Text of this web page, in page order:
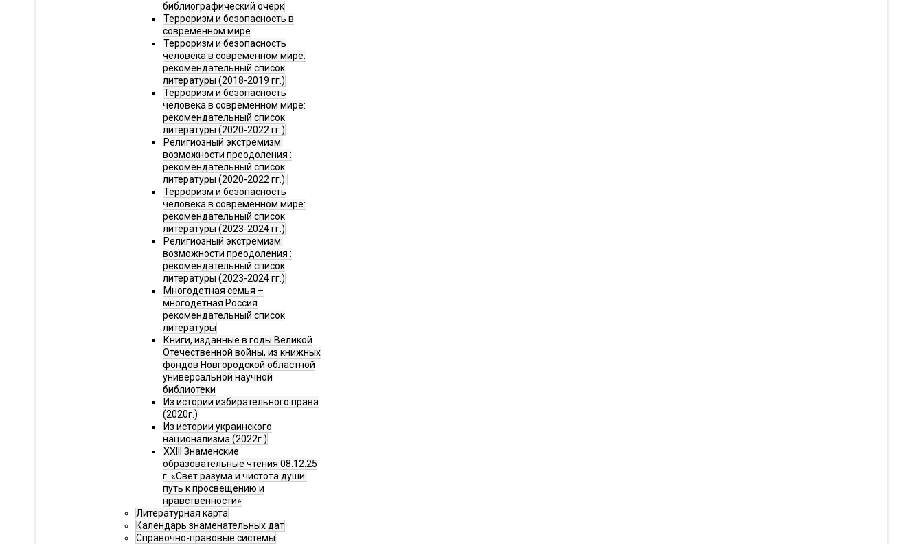
библиографический очерк
Терроризм и безопасность в
современном мире
Терроризм и безопасность
человека в современном мире:
рекомендательный список
литературы (2018-2019 гг.)
Терроризм и безопасность
человека в современном мире:
рекомендательный список
литературы (2020-2022 гг.)
Религиозный экстремизм:
возможности преодоления :
рекомендательный список
литературы (2020-2022 гг.).
Терроризм и безопасность
человека в современном мире:
рекомендательный список
литературы (2023-2024 гг.)
Религиозный экстремизм:
возможности преодоления :
рекомендательный список
литературы (2023-2024 гг.)
Многодетная семья –
многодетная Россия
рекомендательный список
литературы
Книги, изданные в годы Великой
Отечественной войны, из книжных
фондов Новгородской областной
универсальной научной
библиотеки
Из истории избирательного права
(2020г.)
Из истории украинского
национализма (2022г.)
XXIII Знаменские
образовательные чтения 08.12.25
г. «Свет разума и чистота души:
путь к просвещению и
нравственности»
Литературная карта
Календарь знаменательных дат
Справочно-правовые системы